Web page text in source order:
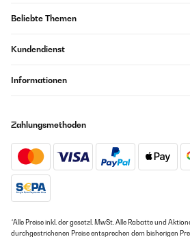
Beliebte Themen
Kundendienst
Informationen
Zahlungsmethoden
*Alle Preise inkl. der gesetzl. MwSt. Alle Rabatte und
durchgestrichenen Preise entsprechen dem bisherigen